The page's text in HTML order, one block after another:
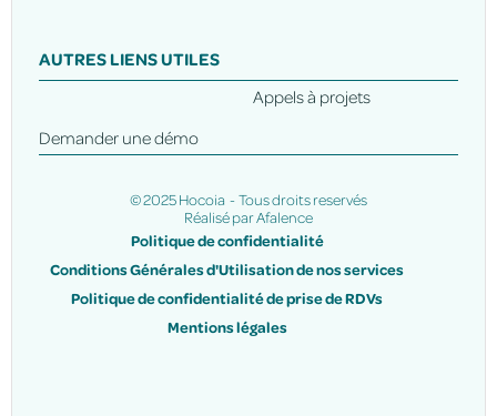
AUTRES LIENS UTILES
Appels à projets
Demander une démo
© 2025 Hocoia - Tous droits reservés
Réalisé parAfalence
Politique de confidentialité
Conditions Générales d'Utilisation de nos services
Politique de confidentialité de prise de RDVs
Mentions légales